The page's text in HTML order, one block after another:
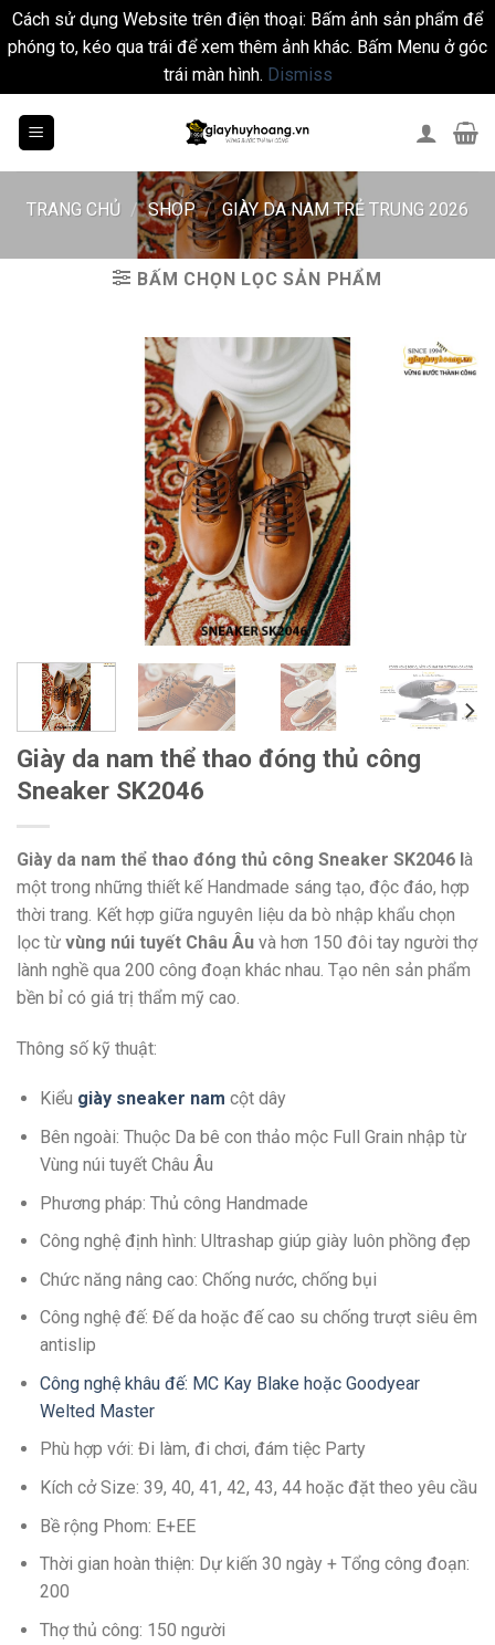
Cách sử dụng Website trên điện thoại: Bấm ảnh sản phẩm để
phóng to, kéo qua trái để xem thêm ảnh khác. Bấm Menu ở góc
trái màn hình. Dismiss
TRANG CHỦ / SHOP / GIÀY DA NAM TRẺ TRUNG 2026
BẤM CHỌN LỌC SẢN PHẨM
Giày da nam thể thao đóng thủ công
Sneaker SK2046
Giày da nam thể thao đóng thủ công Sneaker SK2046 là
một trong những thiết kế Handmade sáng tạo, độc đáo, hợp
thời trang. Kết hợp giữa nguyên liệu da bò nhập khẩu chọn
lọc từ vùng núi tuyết Châu Âu và hơn 150 đôi tay người thợ
lành nghề qua 200 công đoạn khác nhau. Tạo nên sản phẩm
bền bỉ có giá trị thẩm mỹ cao.
Thông số kỹ thuật:
Kiểu giày sneaker nam cột dây
Bên ngoài: Thuộc Da bê con thảo mộc Full Grain nhập từ
Vùng núi tuyết Châu Âu
Phương pháp: Thủ công Handmade
Công nghệ định hình: Ultrashap giúp giày luôn phồng đẹp
Chức năng nâng cao: Chống nước, chống bụi
Công nghệ đế: Đế da hoặc đế cao su chống trượt siêu êm
antislip
Công nghệ khâu đế: MC Kay Blake hoặc Goodyear
Welted Master
Phù hợp với: Đi làm, đi chơi, đám tiệc Party
Kích cở Size: 39, 40, 41, 42, 43, 44 hoặc đặt theo yêu cầu
Bề rộng Phom: E+EE
Thời gian hoàn thiện: Dự kiến 30 ngày + Tổng công đoạn:
200
Thợ thủ công: 150 người